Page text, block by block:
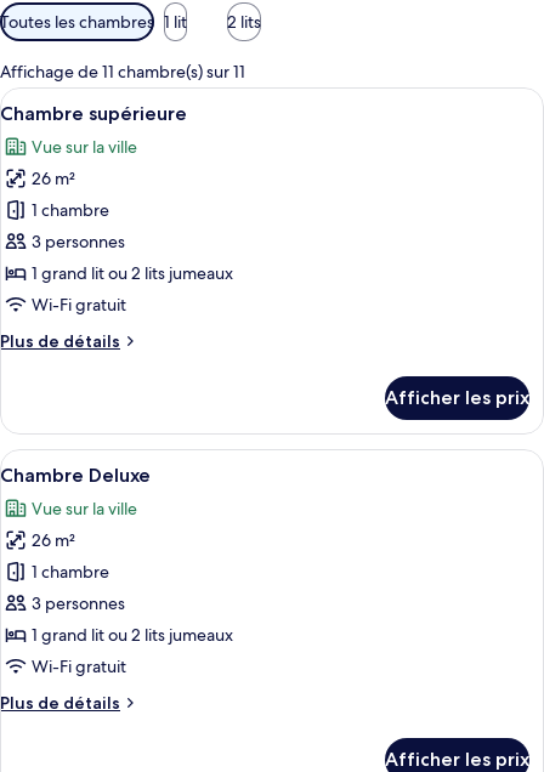
Filtres
disponibles
pour
les
chambres
Toutes les chambres 1 lit 2 lits
Affichage de 11 chambre(s) sur 11
Afficher
toutes
les
photos
pour
ce
type
de
chambre :
Chambre
Une chambre d’hôtel avec un
9
Chambre supérieure
Vue sur la ville
26 m²
1 chambre
3 personnes
1 grand lit ou 2 lits jumeaux
Wi-Fi gratuit
Plus de détails
Plus
Chambre
supérieure
Afficher les prix
Afficher
toutes
les
photos
pour
ce
type
de
chambre :
Chambre
Une chambre d’hôtel avec deux
10
Chambre Deluxe
Vue sur la ville
26 m²
1 chambre
3 personnes
1 grand lit ou 2 lits jumeaux
Wi-Fi gratuit
Plus de détails
Plus
Afficher les prix